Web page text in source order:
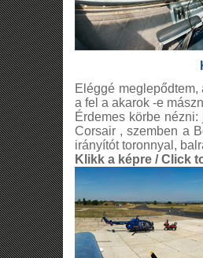
Eléggé
a fel a akarok -e
Érdemes körbe
Corsair , szemben a
irányítót toronnyal,
Klikk a képre / Click